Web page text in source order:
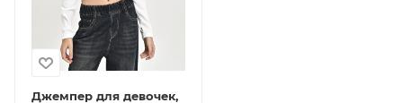
Джемпер для девочек,